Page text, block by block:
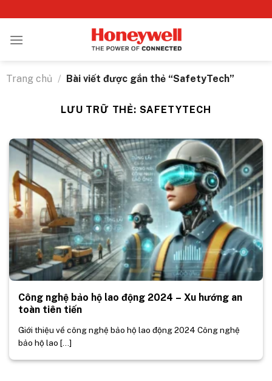
qua
nội
Trang chủ / Bài viết được gắn thẻ “SafetyTech”
LƯU TRỮ THẺ: SAFETYTECH
Công nghệ bảo hộ lao động 2024 – Xu hướng an
toàn tiên tiến
Giới thiệu về công nghệ bảo hộ lao động 2024 Công nghệ
bảo hộ lao [...]